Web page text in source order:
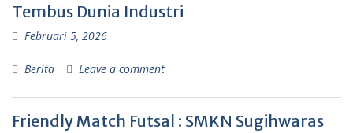
Tembus Dunia Industri
Februari 5, 2026
Berita Leave a comment
Friendly Match Futsal : SMKN Sugihwaras